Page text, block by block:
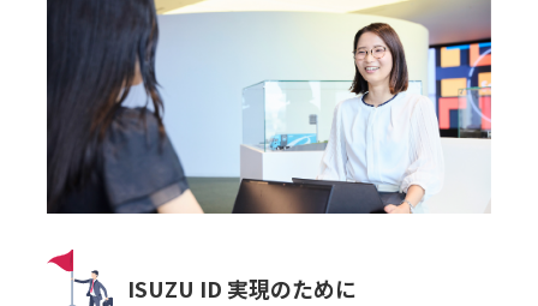
ISUZU ID 実現のために